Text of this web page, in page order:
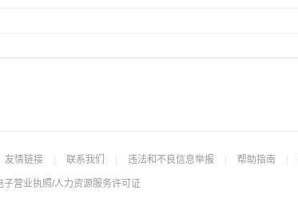
友情链接 联系我们 违法和不良信息举报 帮助指南
子营业执照/人力资源服务许可证